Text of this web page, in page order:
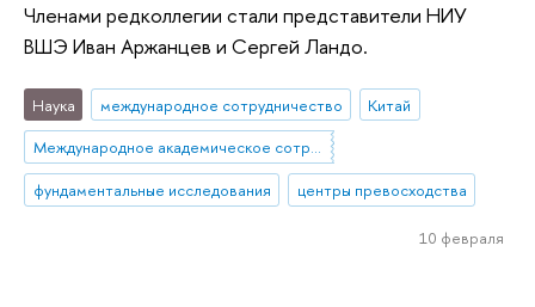
Членами редколлегии стали представители НИУ
ВШЭ Иван Аржанцев и Сергей Ландо.
Наука международное сотрудничество
Китай
Международное академическое сотрудничество
фундаментальные исследования
центры превосходства
10 февраля